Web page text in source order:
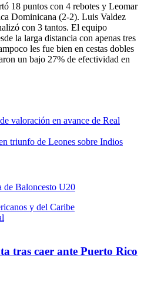
18 puntos con 4 rebotes y Leomar
Dominicana (2-2). Luis Valdez
con 3 tantos. El equipo
la larga distancia con apenas tres
les fue bien en cestas dobles
un bajo 27% de efectividad en
valoración en avance de Real
triunfo de Leones sobre Indios
y del Caribe
tras caer ante Puerto Rico